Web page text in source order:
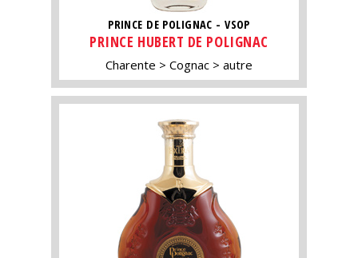
PRINCE DE POLIGNAC - VSOP
PRINCE HUBERT DE POLIGNAC
Charente Cognac autre